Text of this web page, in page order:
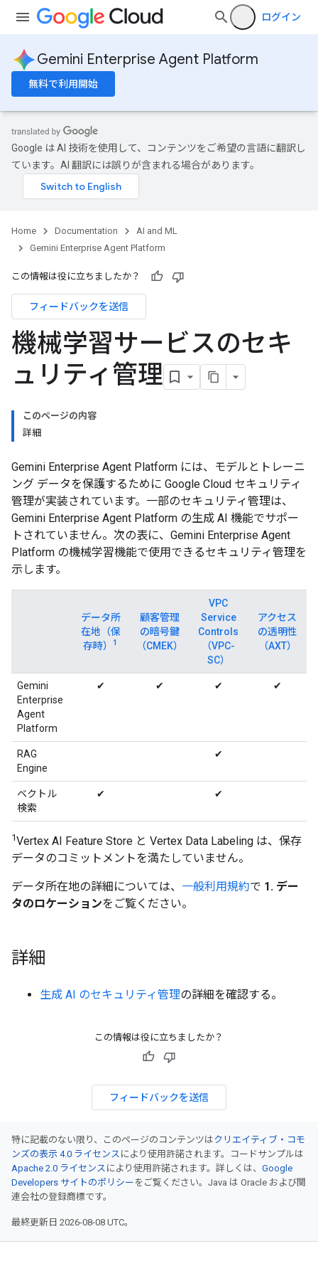
ログイン
Gemini Enterprise Agent Platform
無料で利用開始
Google は AI 技術を使用して、コンテンツをご希望の言語に翻訳し
ています。AI 翻訳には誤りが含まれる場合があります。
Home Documentation
AI and ML
Gemini Enterprise Agent Platform
この情報は役に立ちましたか？
フィードバックを送信
機械学習サービスのセキ
ュリティ管理
このページの内容
詳細
Gemini Enterprise Agent Platform には、モデルとトレーニ
ング データを保護するために Google Cloud セキュリティ
管理が実装されています。一部のセキュリティ管理は、
Gemini Enterprise Agent Platform の生成 AI 機能でサポー
トされていません。次の表に、Gemini Enterprise Agent
Platform の機械学習機能で使用できるセキュリティ管理を
示します。
データ所
在地（保
存時） 1
顧客管理
の暗号鍵
（CMEK）
VPC
Service
Controls
（VPC-
SC）
アクセス
の透明性
（AXT）
Gemini
Enterprise
Agent
Platform
✔ ✔ ✔ ✔
RAG
Engine
✔
ベクトル
検索
✔ ✔
1Vertex AI Feature Store と Vertex Data Labeling は、保存
データのコミットメントを満たしていません。
データ所在地の詳細については、 一般利用規約で 1. デー
タのロケーションをご覧ください。
詳細
生成 AI のセキュリティ管理の詳細を確認する。
この情報は役に立ちましたか？
フィードバックを送信
特に記載のない限り、このページのコンテンツはクリエイティブ・コモ
ンズの表示 4.0 ライセンス により使用許諾されます。コードサンプルは
Apache 2.0 ライセンス により使用許諾されます。詳しくは、 Google
Developers サイトのポリシー をご覧ください。Java は Oracle および関
連会社の登録商標です。
最終更新日 2026-08-08 UTC。